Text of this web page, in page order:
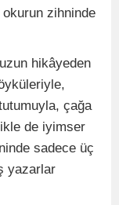
okurun zihninde
hikâyeden
çağa
de iyimser
sadece üç
yazarlar